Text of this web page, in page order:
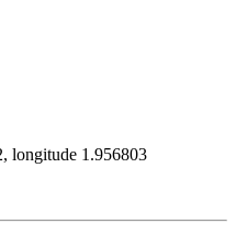
longitude 1.956803